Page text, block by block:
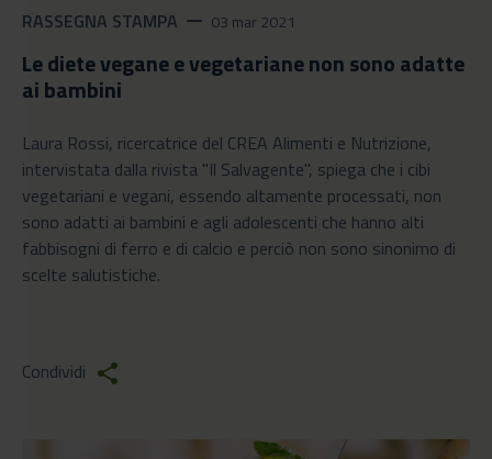
RASSEGNA STAMPA remove 03 mar 2021
Le diete vegane e vegetariane non sono adatte
ai bambini
Laura Rossi, ricercatrice del CREA Alimenti e Nutrizione,
intervistata dalla rivista "Il Salvagente", spiega che i cibi
vegetariani e vegani, essendo altamente processati, non
sono adatti ai bambini e agli adolescenti che hanno alti
fabbisogni di ferro e di calcio e perciò non sono sinonimo di
scelte salutistiche.
Condividi share